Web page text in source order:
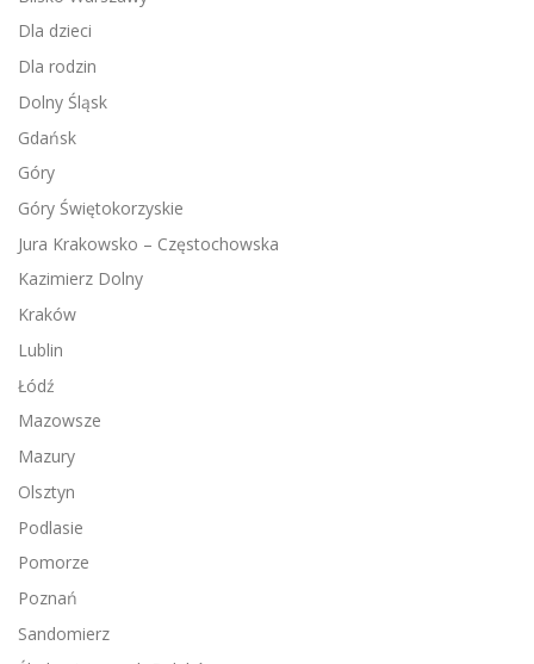
Dla dzieci
Dla rodzin
Dolny Śląsk
Gdańsk
Góry
Góry Świętokorzyskie
Jura Krakowsko – Częstochowska
Kazimierz Dolny
Kraków
Lublin
Łódź
Mazowsze
Mazury
Olsztyn
Podlasie
Pomorze
Poznań
Sandomierz